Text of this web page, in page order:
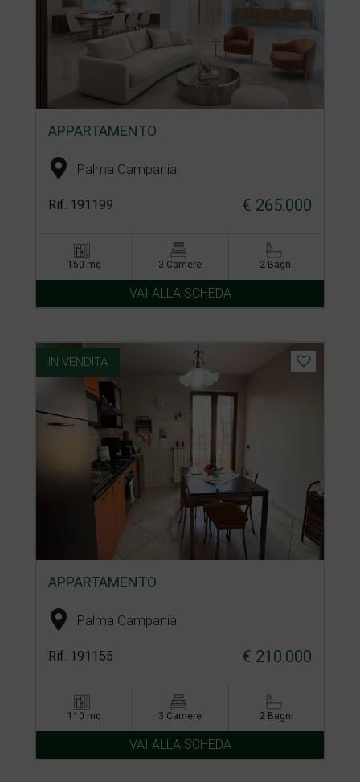
APPARTAMENTO
Palma Campania
Rif. 191199 € 265.000
150 mq 3 Camere 2 Bagni
VAI ALLA SCHEDA
IN VENDITA
APPARTAMENTO
Palma Campania
Rif. 191155 € 210.000
110 mq 3 Camere 2 Bagni
VAI ALLA SCHEDA